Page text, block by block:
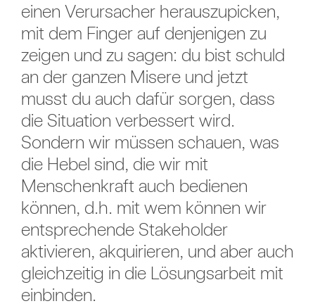
einen Verursacher herauszupicken,
mit dem Finger auf denjenigen zu
zeigen und zu sagen: du bist schuld
an der ganzen Misere und jetzt
musst du auch dafür sorgen, dass
die Situation verbessert wird.
Sondern wir müssen schauen, was
die Hebel sind, die wir mit
Menschenkraft auch bedienen
können, d.h. mit wem können wir
entsprechende Stakeholder
aktivieren, akquirieren, und aber auch
gleichzeitig in die Lösungsarbeit mit
einbinden.